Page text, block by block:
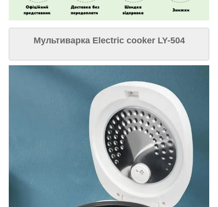
Мультиварка Electric cooker LY-504